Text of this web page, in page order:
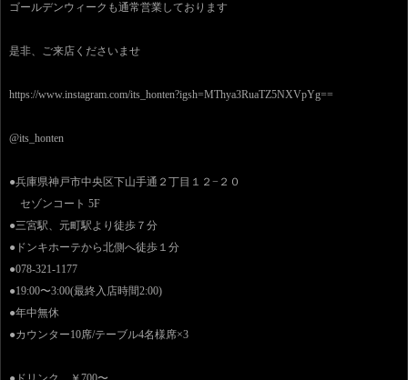
ゴールデンウィークも通常営業しております
是非、ご来店くださいませ
https://www.instagram.com/its_honten?igsh=MThya3RuaTZ5NXVpYg==
@its_honten
●兵庫県神戸市中央区下山手通２丁目１２−２０
セゾンコート 5F
●三宮駅、元町駅より徒歩７分
●ドンキホーテから北側へ徒歩１分
●078-321-1177
●19:00〜3:00(最終入店時間2:00)
●年中無休
●カウンター10席/テーブル4名様席×3